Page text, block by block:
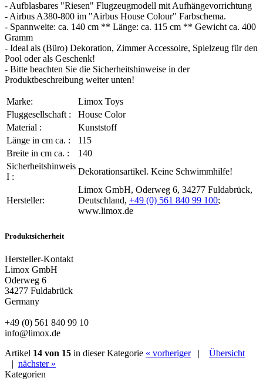
- Aufblasbares "Riesen" Flugzeugmodell mit Aufhängevorrichtung
- Airbus A380-800 im "Airbus House Colour" Farbschema.
- Spannweite: ca. 140 cm ** Länge: ca. 115 cm ** Gewicht ca. 400
Gramm
- Ideal als (Büro) Dekoration, Zimmer Accessoire, Spielzeug für den
Pool oder als Geschenk!
- Bitte beachten Sie die Sicherheitshinweise in der
Produktbeschreibung weiter unten!
Marke:
Limox Toys
Fluggesellschaft :
House Color
Material :
Kunststoff
Länge in cm ca. :
115
Breite in cm ca. :
140
Sicherheitshinweis
I :
Dekorationsartikel. Keine Schwimmhilfe!
Hersteller:
Limox GmbH, Oderweg 6, 34277 Fuldabrück,
Deutschland, +49 (0) 561 840 99 100;
www.limox.de
Produktsicherheit
Hersteller-Kontakt
Limox GmbH
Oderweg 6
34277 Fuldabrück
Germany
+49 (0) 561 840 99 10
info@limox.de
Artikel 14 von 15 in dieser Kategorie « vorheriger| Übersicht
| nächster »
Kategorien